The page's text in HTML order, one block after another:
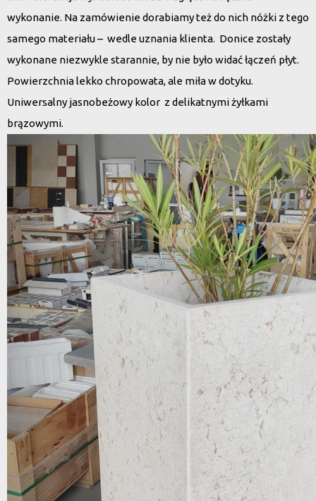
wykonanie. Na zamówienie dorabiamy też do nich nóżki z tego
samego materiału – wedle uznania klienta. Donice zostały
wykonane niezwykle starannie, by nie było widać łączeń płyt.
Powierzchnia lekko chropowata, ale miła w dotyku.
Uniwersalny jasnobeżowy kolor z delikatnymi żyłkami
brązowymi.